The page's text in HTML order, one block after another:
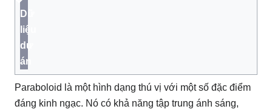
Dữ
liệu
dự
án
Paraboloid là một hình dạng thú vị với một số đặc điểm
đáng kinh ngạc. Nó có khả năng tập trung ánh sáng,